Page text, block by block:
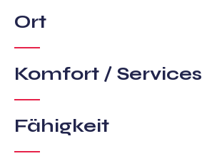
Ort
Komfort / Services
Fähigkeit